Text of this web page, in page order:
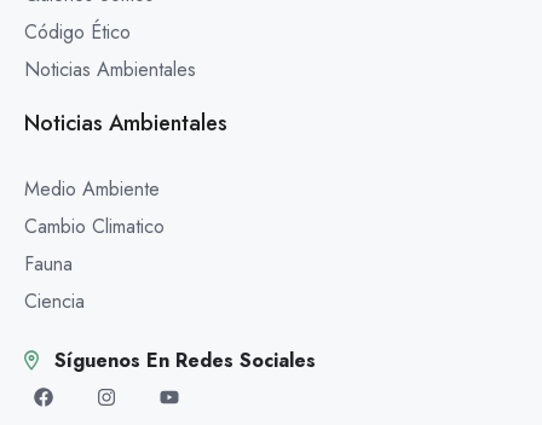
Código Ético
Noticias Ambientales
Noticias Ambientales
Medio Ambiente
Cambio Climatico
Fauna
Ciencia
Síguenos En Redes Sociales